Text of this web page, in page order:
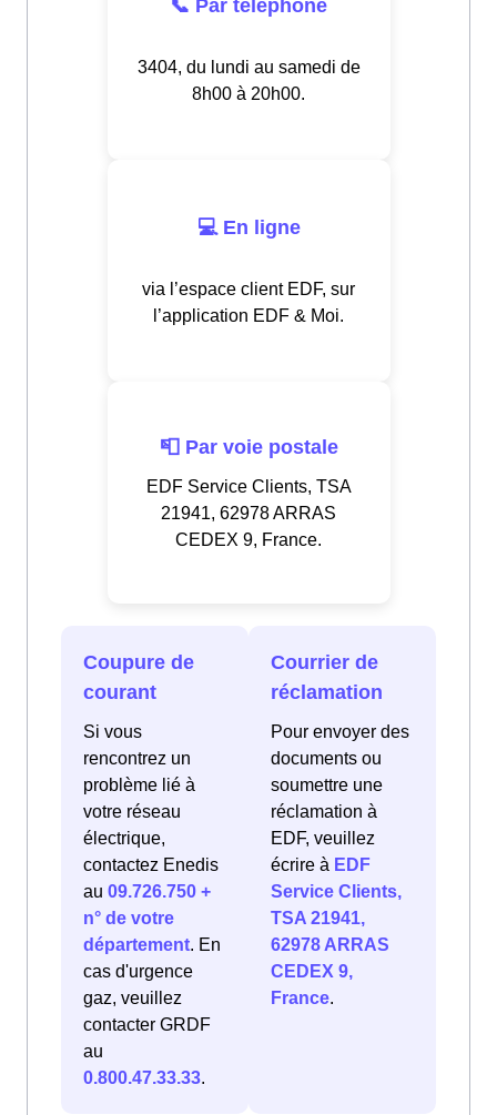
📞 Par téléphone
3404, du lundi au samedi de
8h00 à 20h00.
💻 En ligne
via l’espace client EDF, sur
l’application EDF & Moi.
📮 Par voie postale
EDF Service Clients, TSA
21941, 62978 ARRAS
CEDEX 9, France.
Coupure de
courant
Si vous
rencontrez un
problème lié à
votre réseau
électrique,
contactez Enedis
au 09.726.750 +
n° de votre
département. En
cas d'urgence
gaz, veuillez
contacter GRDF
au
0.800.47.33.33.
Courrier de
réclamation
Pour envoyer des
documents ou
soumettre une
réclamation à
EDF, veuillez
écrire à EDF
Service Clients,
TSA 21941,
62978 ARRAS
CEDEX 9,
France.